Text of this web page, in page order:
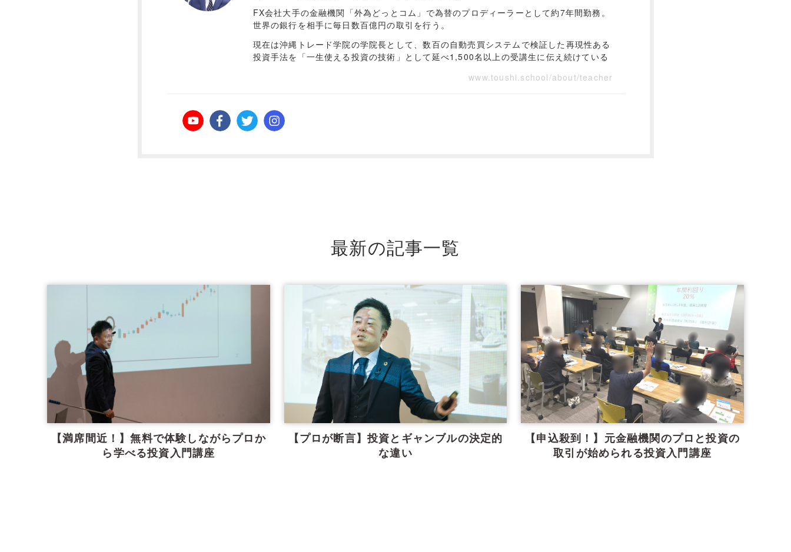
FX会社大手の金融機関「外為どっとコム」で為替のプロディーラーとして約7年間勤務。
世界の銀行を相手に毎日数百億円の取引を行う。
現在は沖縄トレード学院の学院長として、数百の自動売買システムで検証した再現性ある
投資手法を「一生使える投資の技術」として延べ1,500名以上の受講生に伝え続けている
www.toushi.school/about/teacher
最新の記事一覧
【満席間近！】無料で体験しながらプロか
ら学べる投資入門講座
【プロが断言】投資とギャンブルの決定的
な違い
【申込殺到！】元金融機関のプロと投資の
取引が始められる投資入門講座